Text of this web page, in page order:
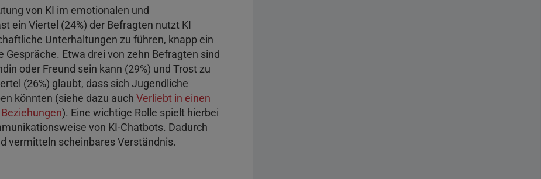
von KI im emotionalen und
ein Viertel (24%) der Befragten nutzt KI
Unterhaltungen zu führen, knapp ein
Etwa drei von zehn Befragten sind
oder Freund sein kann (29%) und Trost zu
(26%) glaubt, dass sich Jugendliche
könnten (siehe dazu auch Verliebt in einen
). Eine wichtige Rolle spielt hierbei
von KI-Chatbots. Dadurch
vermitteln scheinbares Verständnis.